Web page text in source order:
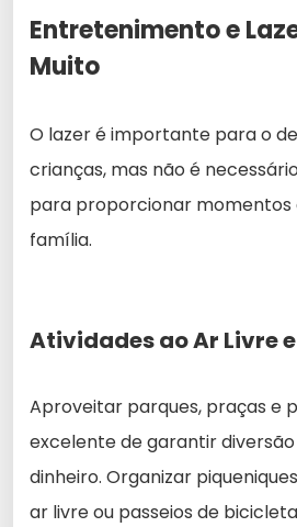
Entretenimento e
Muito
O lazer é importante para o
crianças, mas não é
para proporcionar momentos
família.
Atividades ao Ar Livre
Aproveitar parques, praças e
excelente de garantir
dinheiro. Organizar
ar livre ou passeios de